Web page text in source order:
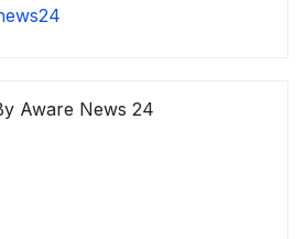
Aware News 24